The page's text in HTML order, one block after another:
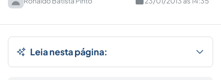
Leia nesta página: